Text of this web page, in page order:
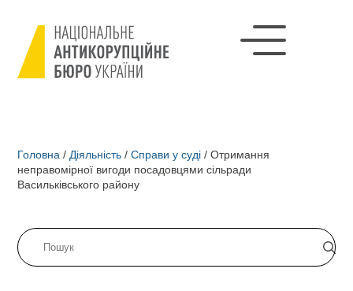
Головна / Діяльність / Справи у суді / Отримання
неправомірної вигоди посадовцями сільради
Васильківського району